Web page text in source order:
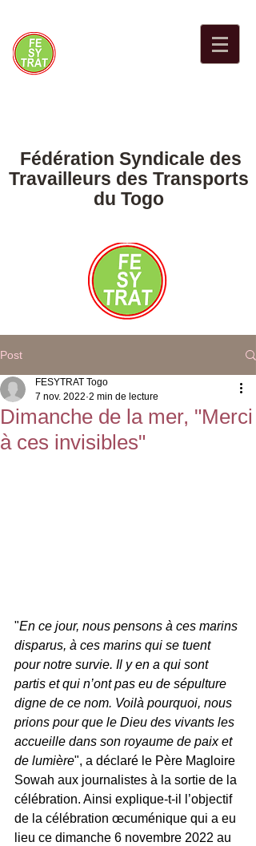
Fédération Syndicale des
Travailleurs des Transports
du Togo
Post
Dimanche de la mer, "Merci
à ces invisibles"
FESYTRAT Togo
7 nov. 2022 2 min de lecture
"En ce jour, nous pensons à ces marins
disparus, à ces marins qui se tuent
pour notre survie. Il y en a qui sont
partis et qui n’ont pas eu de sépulture
digne de ce nom. Voilà pourquoi, nous
prions pour que le Dieu des vivants les
accueille dans son royaume de paix et
de lumière", a déclaré le Père Magloire
Sowah aux journalistes à la sortie de la
célébration. Ainsi explique-t-il l’objectif
de la célébration œcuménique qui a eu
lieu ce dimanche 6 novembre 2022 au